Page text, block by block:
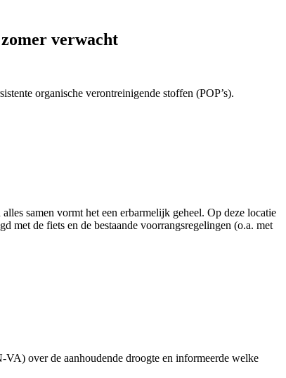
verwacht
organische verontreinigende stoffen (POP’s).
samen vormt het een erbarmelijk geheel. Op deze locatie
met de fiets en de bestaande voorrangsregelingen (o.a. met
over de aanhoudende droogte en informeerde welke